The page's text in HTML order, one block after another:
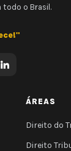
o Brasil.
ÁREAS
Direito do
Direito